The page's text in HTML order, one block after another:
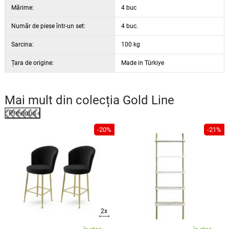
Mărime: 4 buc
Număr de piese într-un set: 4 buc.
Sarcina: 100 kg
Țara de origine: Made in Türkiye
Mai mult din colecția Gold Line
Previous
-20%
2x
-21%